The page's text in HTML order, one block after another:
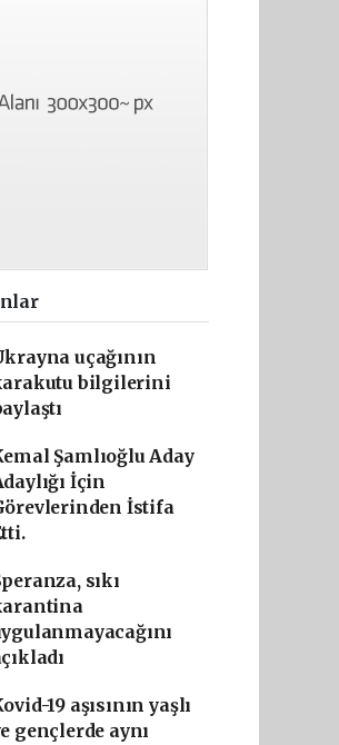
uçağının
bilgilerini
Şamlıoğlu Aday
İçin
İstifa
sıkı
19 aşısının yaşlı
gençlerde aynı